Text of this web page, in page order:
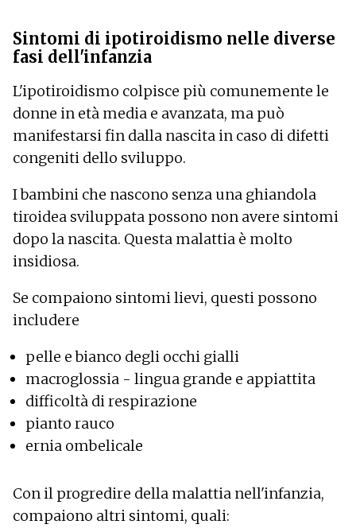
Sintomi di ipotiroidismo nelle diverse
fasi dell'infanzia
L'ipotiroidismo colpisce più comunemente le
donne in età media e avanzata, ma può
manifestarsi fin dalla nascita in caso di difetti
congeniti dello sviluppo.
I bambini che nascono senza una ghiandola
tiroidea sviluppata possono non avere sintomi
dopo la nascita. Questa malattia è molto
insidiosa.
Se compaiono sintomi lievi, questi possono
includere
pelle e bianco degli occhi gialli
macroglossia - lingua grande e appiattita
difficoltà di respirazione
pianto rauco
ernia ombelicale
Con il progredire della malattia nell'infanzia,
compaiono altri sintomi, quali: